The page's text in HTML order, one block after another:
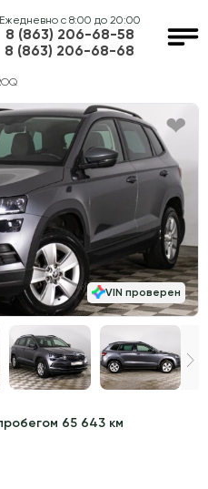
Ежедневно с 8:00 до 20:00
8 (863) 206-68-58
8 (863) 206-68-68
65 643 км
VIN проверен